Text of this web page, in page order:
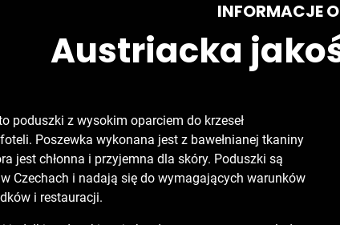
INFORMACJE
Austriacka
poduszki z wysokim oparciem do krzeseł
Poszewka wykonana jest z bawełnianej tkaniny
jest chłonna i przyjemna dla skóry. Poduszki są
Czechach i nadają się do wymagających warunków
i restauracji.